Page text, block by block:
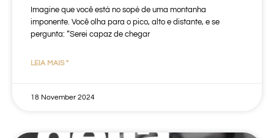
Imagine que você está no sopé de uma montanha
imponente. Você olha para o pico, alto e distante, e se
pergunta: “Serei capaz de chegar
LEIA MAIS "
18 November 2024